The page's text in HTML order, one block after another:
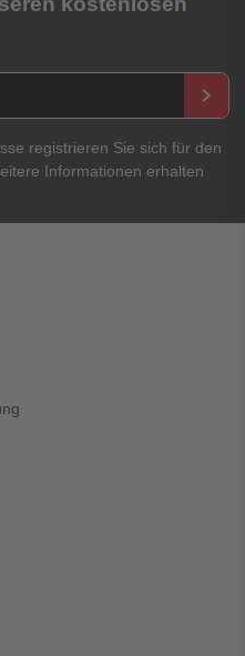
keyboard_arrow_right
registrieren Sie sich für den
Informationen erhalten